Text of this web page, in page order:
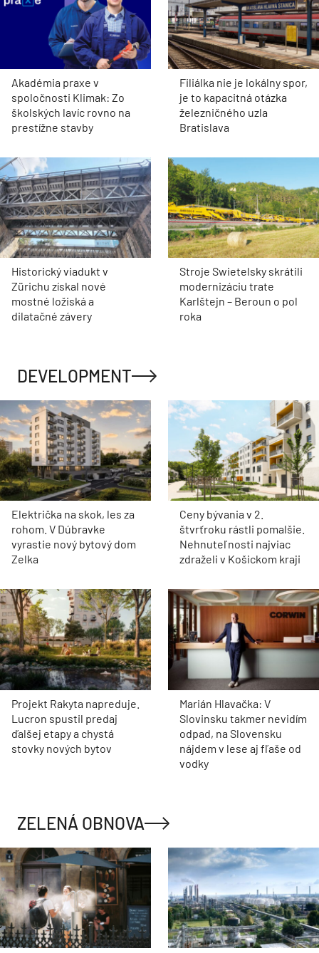
Akadémia praxe v
spoločnosti Klimak: Zo
školských lavíc rovno na
prestížne stavby
Filiálka nie je lokálny spor,
je to kapacitná otázka
železničného uzla
Bratislava
Historický viadukt v
Zürichu získal nové
mostné ložiská a
dilatačné závery
Stroje Swietelsky skrátili
modernizáciu trate
Karlštejn – Beroun o pol
roka
DEVELOPMENT
Električka na skok, les za
rohom. V Dúbravke
vyrastie nový bytový dom
Zelka
Ceny bývania v 2.
štvrťroku rástli pomalšie.
Nehnuteľnosti najviac
zdraželi v Košickom kraji
Projekt Rakyta napreduje.
Lucron spustil predaj
ďalšej etapy a chystá
stovky nových bytov
Marián Hlavačka: V
Slovinsku takmer nevidím
odpad, na Slovensku
nájdem v lese aj fľaše od
vodky
ZELENÁ OBNOVA